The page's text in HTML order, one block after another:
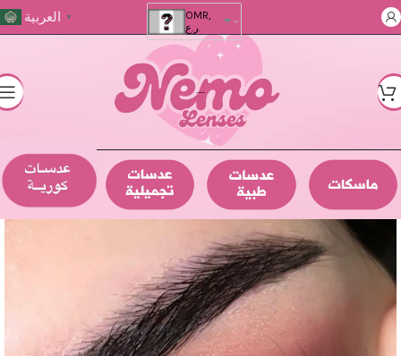
العربية ▼
OMR,
ر.ع.